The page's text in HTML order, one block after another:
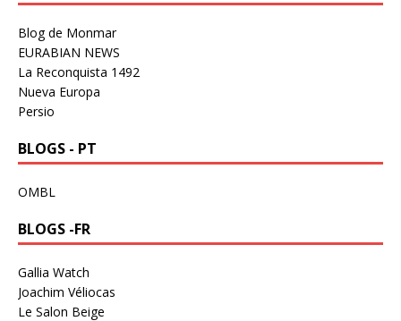
Blog de Monmar
EURABIAN NEWS
La Reconquista 1492
Nueva Europa
Persio
BLOGS - PT
OMBL
BLOGS -FR
Gallia Watch
Joachim Véliocas
Le Salon Beige